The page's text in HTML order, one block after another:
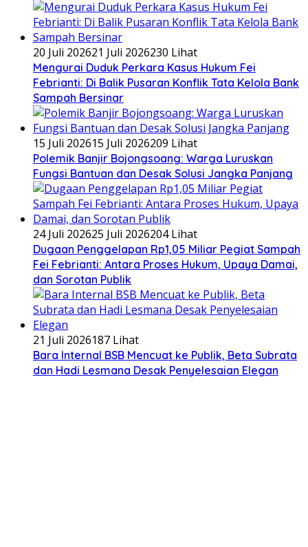
20 Juli 202621 Juli 2026230 Lihat
​Mengurai Duduk Perkara Kasus Hukum Fei
Febrianti: Di Balik Pusaran Konflik Tata Kelola Bank
Sampah Bersinar
15 Juli 202615 Juli 2026209 Lihat
Polemik Banjir Bojongsoang: Warga Luruskan
Fungsi Bantuan dan Desak Solusi Jangka Panjang
24 Juli 202625 Juli 2026204 Lihat
Dugaan Penggelapan Rp1,05 Miliar Pegiat Sampah
Fei Febrianti: Antara Proses Hukum, Upaya Damai,
dan Sorotan Publik
21 Juli 2026187 Lihat
Bara Internal BSB Mencuat ke Publik, Beta Subrata
dan Hadi Lesmana Desak Penyelesaian Elegan